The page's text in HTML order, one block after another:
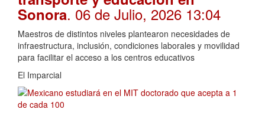
Sonora. 06 de Julio, 2026 13:04
Maestros de distintos niveles plantearon necesidades de
infraestructura, inclusión, condiciones laborales y movilidad
para facilitar el acceso a los centros educativos
El Imparcial